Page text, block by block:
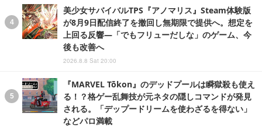
美少女サバイバルTPS『アノマリス』Steam体験版
が8月9日配信終了を撤回し無期限で提供へ。想定を
上回る反響―「でもフリューだしな」のゲーム、今
後も改善へ
2026.8.8 Sat 20:00
『MARVEL Tōkon』のデッドプールは瞬獄殺も使え
る！？格ゲー乱舞技が元ネタの隠しコマンドが発見
される。「デップードリームを使わざるを得ない」
などパロ満載